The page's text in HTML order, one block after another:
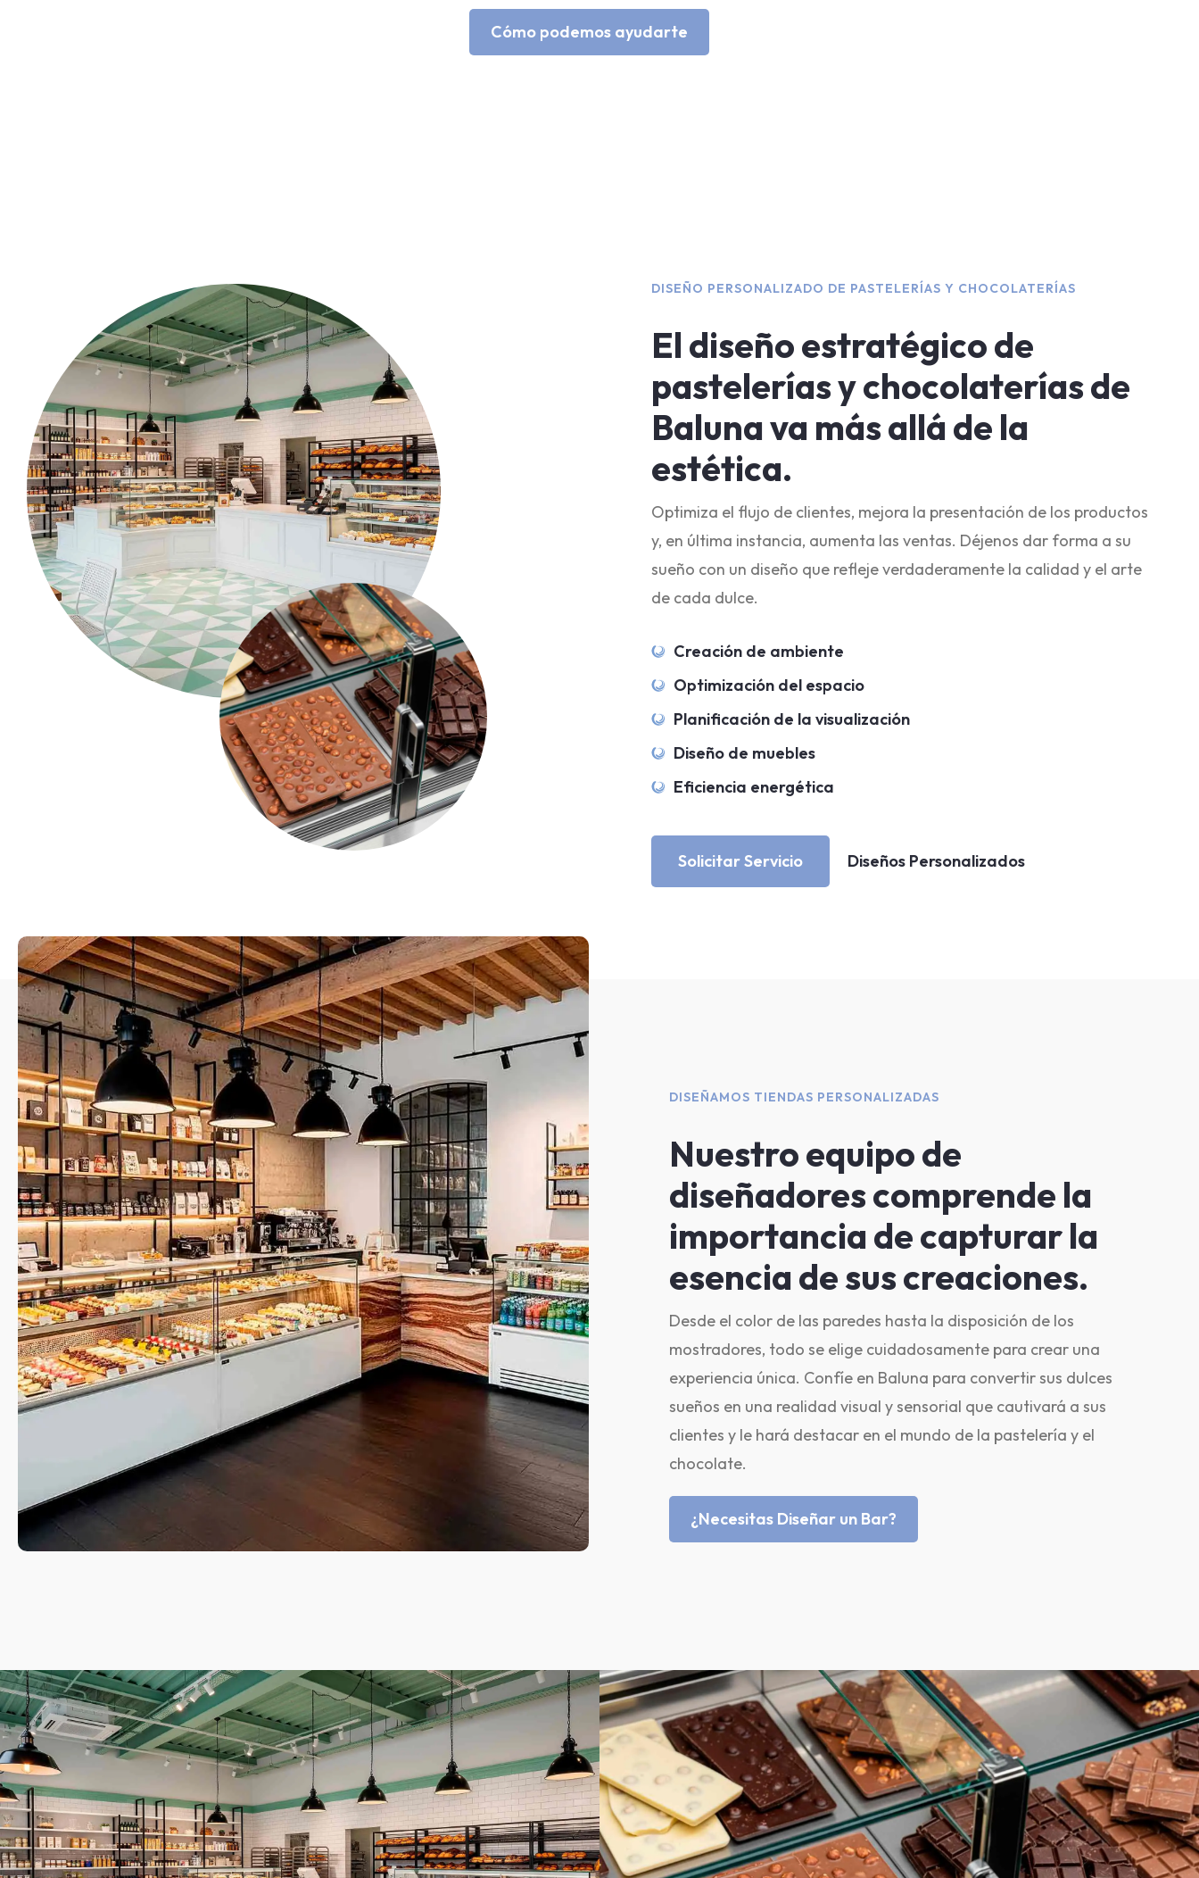
Cómo podemos ayudarte
DISEÑO PERSONALIZADO DE PASTELERÍAS Y CHOCOLATERÍAS
El diseño estratégico de
pastelerías y chocolaterías de
Baluna va más allá de la
estética.
Optimiza el flujo de clientes, mejora la presentación de los productos
y, en última instancia, aumenta las ventas. Déjenos dar forma a su
sueño con un diseño que refleje verdaderamente la calidad y el arte
de cada dulce.
Creación de ambiente
Optimización del espacio
Planificación de la visualización
Diseño de muebles
Eficiencia energética
Solicitar Servicio Diseños Personalizados
DISEÑAMOS TIENDAS PERSONALIZADAS
Nuestro equipo de
diseñadores comprende la
importancia de capturar la
esencia de sus creaciones.
Desde el color de las paredes hasta la disposición de los
mostradores, todo se elige cuidadosamente para crear una
experiencia única. Confíe en Baluna para convertir sus dulces
sueños en una realidad visual y sensorial que cautivará a sus
clientes y le hará destacar en el mundo de la pastelería y el
chocolate.
¿Necesitas Diseñar un Bar?